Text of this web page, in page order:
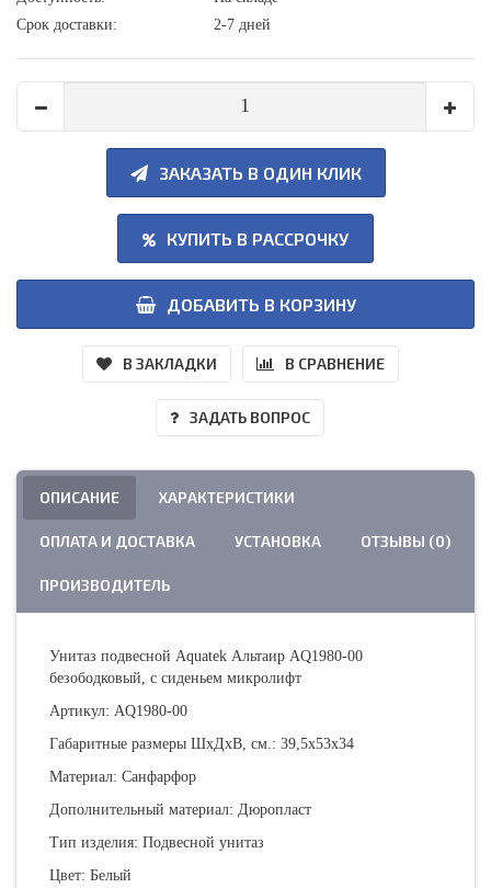
Срок доставки:
2-7 дней
ЗАКАЗАТЬ В ОДИН КЛИК
КУПИТЬ В РАССРОЧКУ
ДОБАВИТЬ В КОРЗИНУ
В ЗАКЛАДКИ В СРАВНЕНИЕ
ЗАДАТЬ ВОПРОС
ОПИСАНИЕ ХАРАКТЕРИСТИКИ
ОПЛАТА И ДОСТАВКА УСТАНОВКА ОТЗЫВЫ (0)
ПРОИЗВОДИТЕЛЬ
Унитаз подвесной Aquatek Альтаир AQ1980-00
безободковый, с сиденьем микролифт
Артикул: AQ1980-00
Габаритные размеры ШхДхВ, см.: 39,5х53х34
Материал: Санфарфор
Дополнительный материал: Дюропласт
Тип изделия: Подвесной унитаз
Цвет: Белый